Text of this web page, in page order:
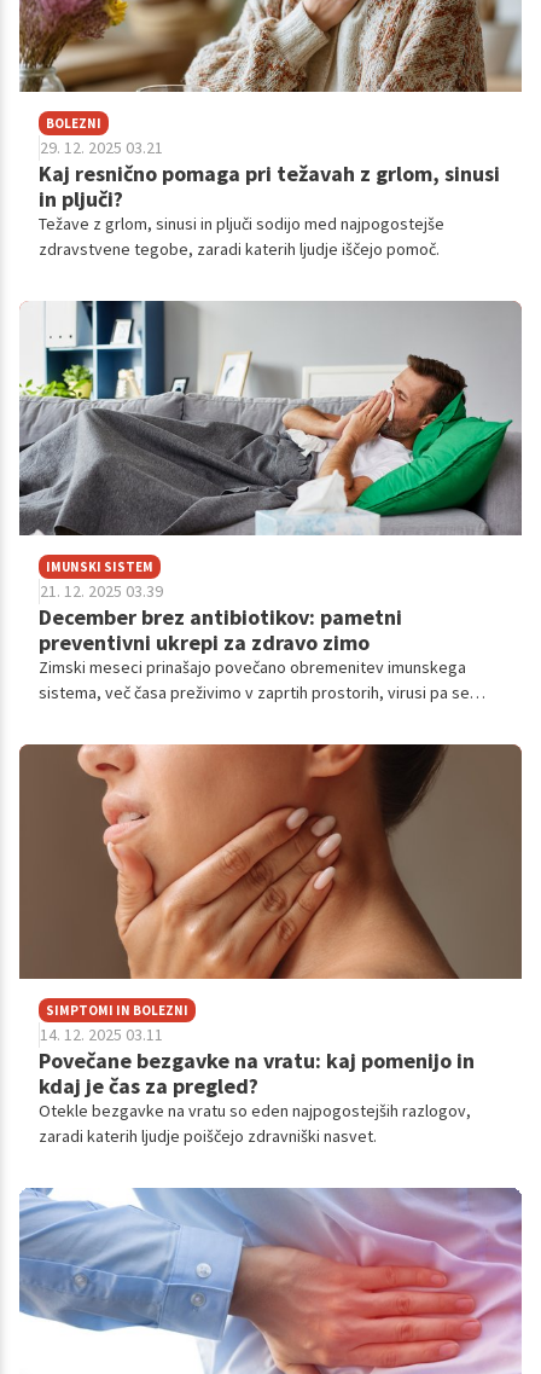
BOLEZNI
29. 12. 2025 03.21
Kaj resnično pomaga pri težavah z grlom, sinusi
in pljuči?
Težave z grlom, sinusi in pljuči sodijo med najpogostejše
zdravstvene tegobe, zaradi katerih ljudje iščejo pomoč.
IMUNSKI SISTEM
21. 12. 2025 03.39
December brez antibiotikov: pametni
preventivni ukrepi za zdravo zimo
Zimski meseci prinašajo povečano obremenitev imunskega
sistema, več časa preživimo v zaprtih prostorih, virusi pa se
SIMPTOMI IN BOLEZNI
14. 12. 2025 03.11
Povečane bezgavke na vratu: kaj pomenijo in
kdaj je čas za pregled?
Otekle bezgavke na vratu so eden najpogostejših razlogov,
zaradi katerih ljudje poiščejo zdravniški nasvet.